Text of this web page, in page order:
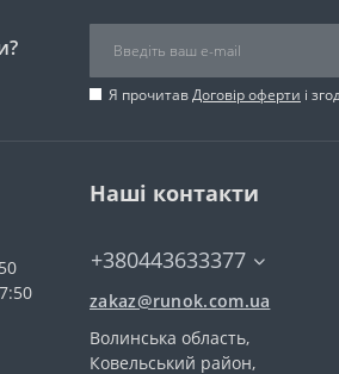
Я прочитавДоговір оферти і
Наші контакти
+380443633377
zakaz@runok.com.ua
Волинська область,
Ковельський район,